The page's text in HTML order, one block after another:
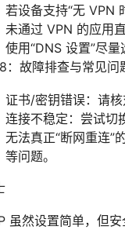
若设备支持“无 VPN
未通过 VPN 的应用直
使用“DNS 设置”尽
：故障排查与常见问
证书/密钥错误：请
连接不稳定：尝试切
无法真正“断网重连”
等问题。
虽然设置简单，但